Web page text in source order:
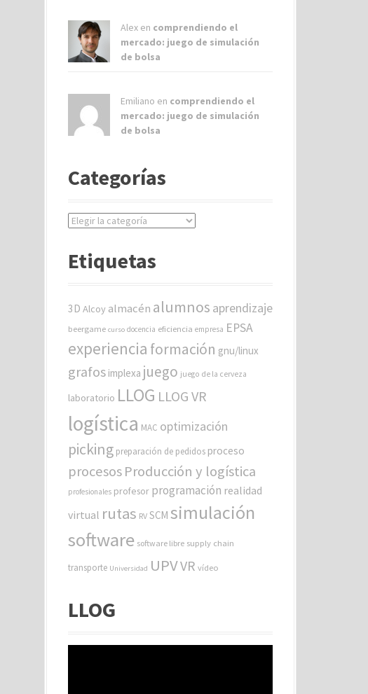
Alex en comprendiendo el
mercado: juego de simulación
de bolsa
Emiliano en comprendiendo el
mercado: juego de simulación
de bolsa
Categorías
C
e
r
s
Etiquetas
3D Alcoy almacén alumnos aprendizaje
beergame curso docencia eficiencia empresa EPSA
experiencia formación gnu/linux
grafos implexa juego juego de la cerveza
laboratorio LLOG LLOG VR
logística MAC optimización
picking preparación de pedidos proceso
procesosProducción y logística
profesionales profesor programación realidad
virtual rutas RV SCM simulación
software software libre supply chain
transporte Universidad UPVVR vídeo
LLOG